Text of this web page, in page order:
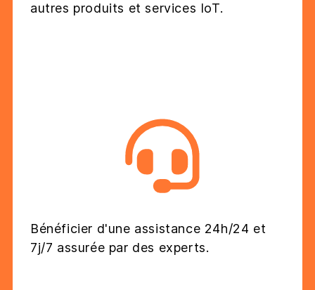
autres produits et services IoT.
Bénéficier d'une assistance 24h/24 et
7j/7 assurée par des experts.